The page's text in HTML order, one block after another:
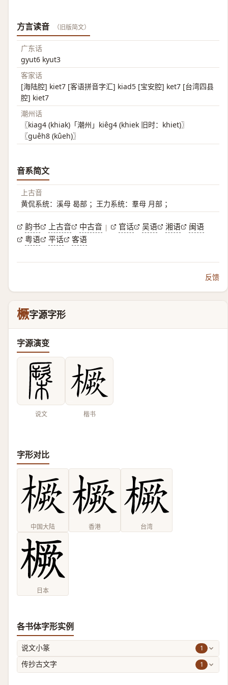
方言读音 （旧版简文）
广东话
gyut6 kyut3
客家话
[海陆腔] kiet7 [客语拼音字汇] kiad5 [宝安腔] ket7 [台湾四县
腔] kiet7
潮州话
〖kiag4 (khiak)「潮州」kiêg4 (khiek 旧时：khiet)〗
〖guêh8 (kûeh)〗
音系简文
上古音
黄侃系统：溪母 曷部 ；王力系统：羣母 月部 ；
韵书 上古音 中古音 | 官话 吴语 湘语
闽语
粤语
平话 客语
反馈
橛字源字形
字源演变
说文 楷书
字形对比
中国大陆 香港 台湾
日本
各书体字形实例
说文小篆 1
传抄古文字 1